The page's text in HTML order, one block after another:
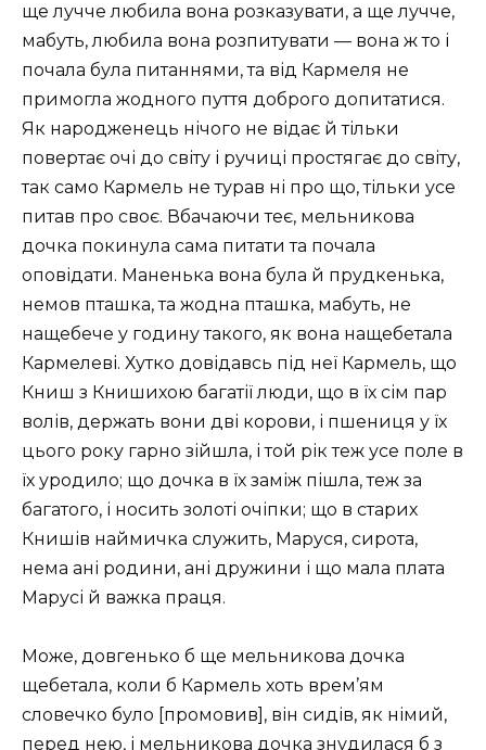
ще лучче любила вона розказувати, а ще лучче,
мабуть, любила вона розпитувати — вона ж то і
почала була питаннями, та від Кармеля не
примогла жодного пуття доброго допитатися.
Як народженець нічого не відає й тільки
повертає очі до світу і ручиці простягає до світу,
так само Кармель не турав ні про що, тільки усе
питав про своє. Вбачаючи теє, мельникова
дочка покинула сама питати та почала
оповідати. Маненька вона була й прудкенька,
немов пташка, та жодна пташка, мабуть, не
нащебече у годину такого, як вона нащебетала
Кармелеві. Хутко довідавсь під неї Кармель, що
Книш з Книшихою багатії люди, що в їх сім пар
волів, держать вони дві корови, і пшениця у їх
цього року гарно зійшла, і той рік теж усе поле в
їх уродило; що дочка в їх заміж пішла, теж за
багатого, і носить золоті очіпки; що в старих
Книшів наймичка служить, Маруся, сирота,
нема ані родини, ані дружини і що мала плата
Марусі й важка праця.
Може, довгенько б ще мельникова дочка
щебетала, коли б Кармель хоть врем’ям
словечко було [промовив], він сидів, як німий,
перед нею, і мельникова дочка знудилася б з